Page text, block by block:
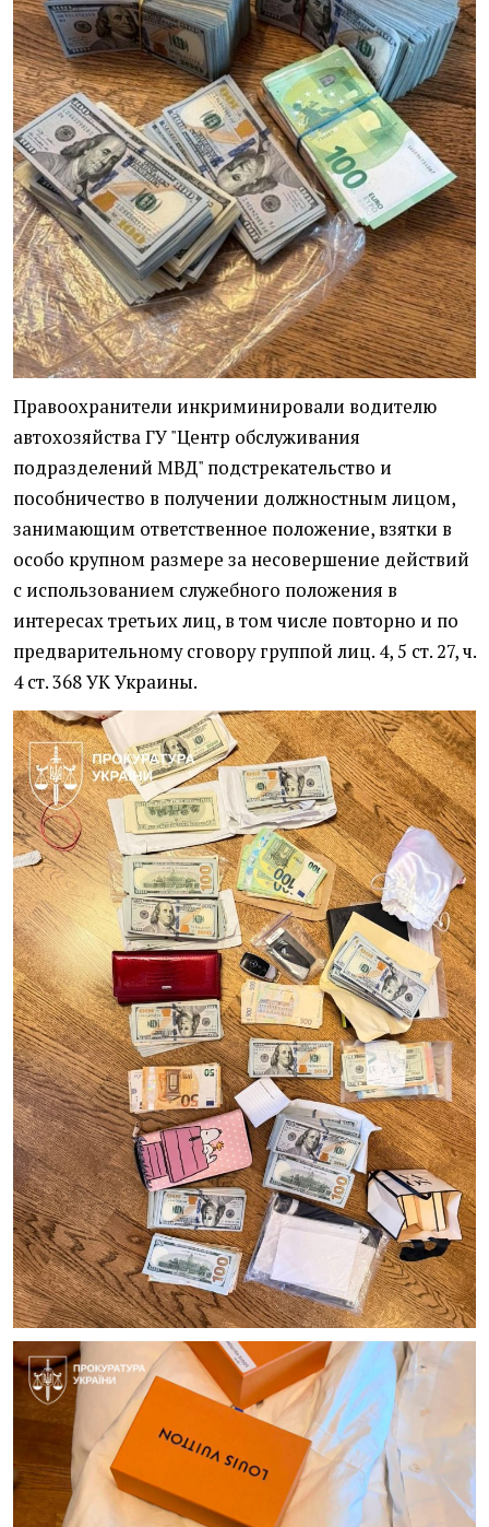
Правоохранители инкриминировали водителю
автохозяйства ГУ "Центр обслуживания
подразделений МВД" подстрекательство и
пособничество в получении должностным лицом,
занимающим ответственное положение, взятки в
особо крупном размере за несовершение действий
с использованием служебного положения в
интересах третьих лиц, в том числе повторно и по
предварительному сговору группой лиц. 4, 5 ст. 27, ч.
4 ст. 368 УК Украины.